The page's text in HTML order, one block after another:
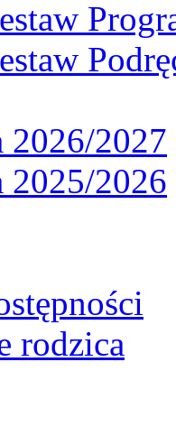
2026/2027
2025/2026
rodzica